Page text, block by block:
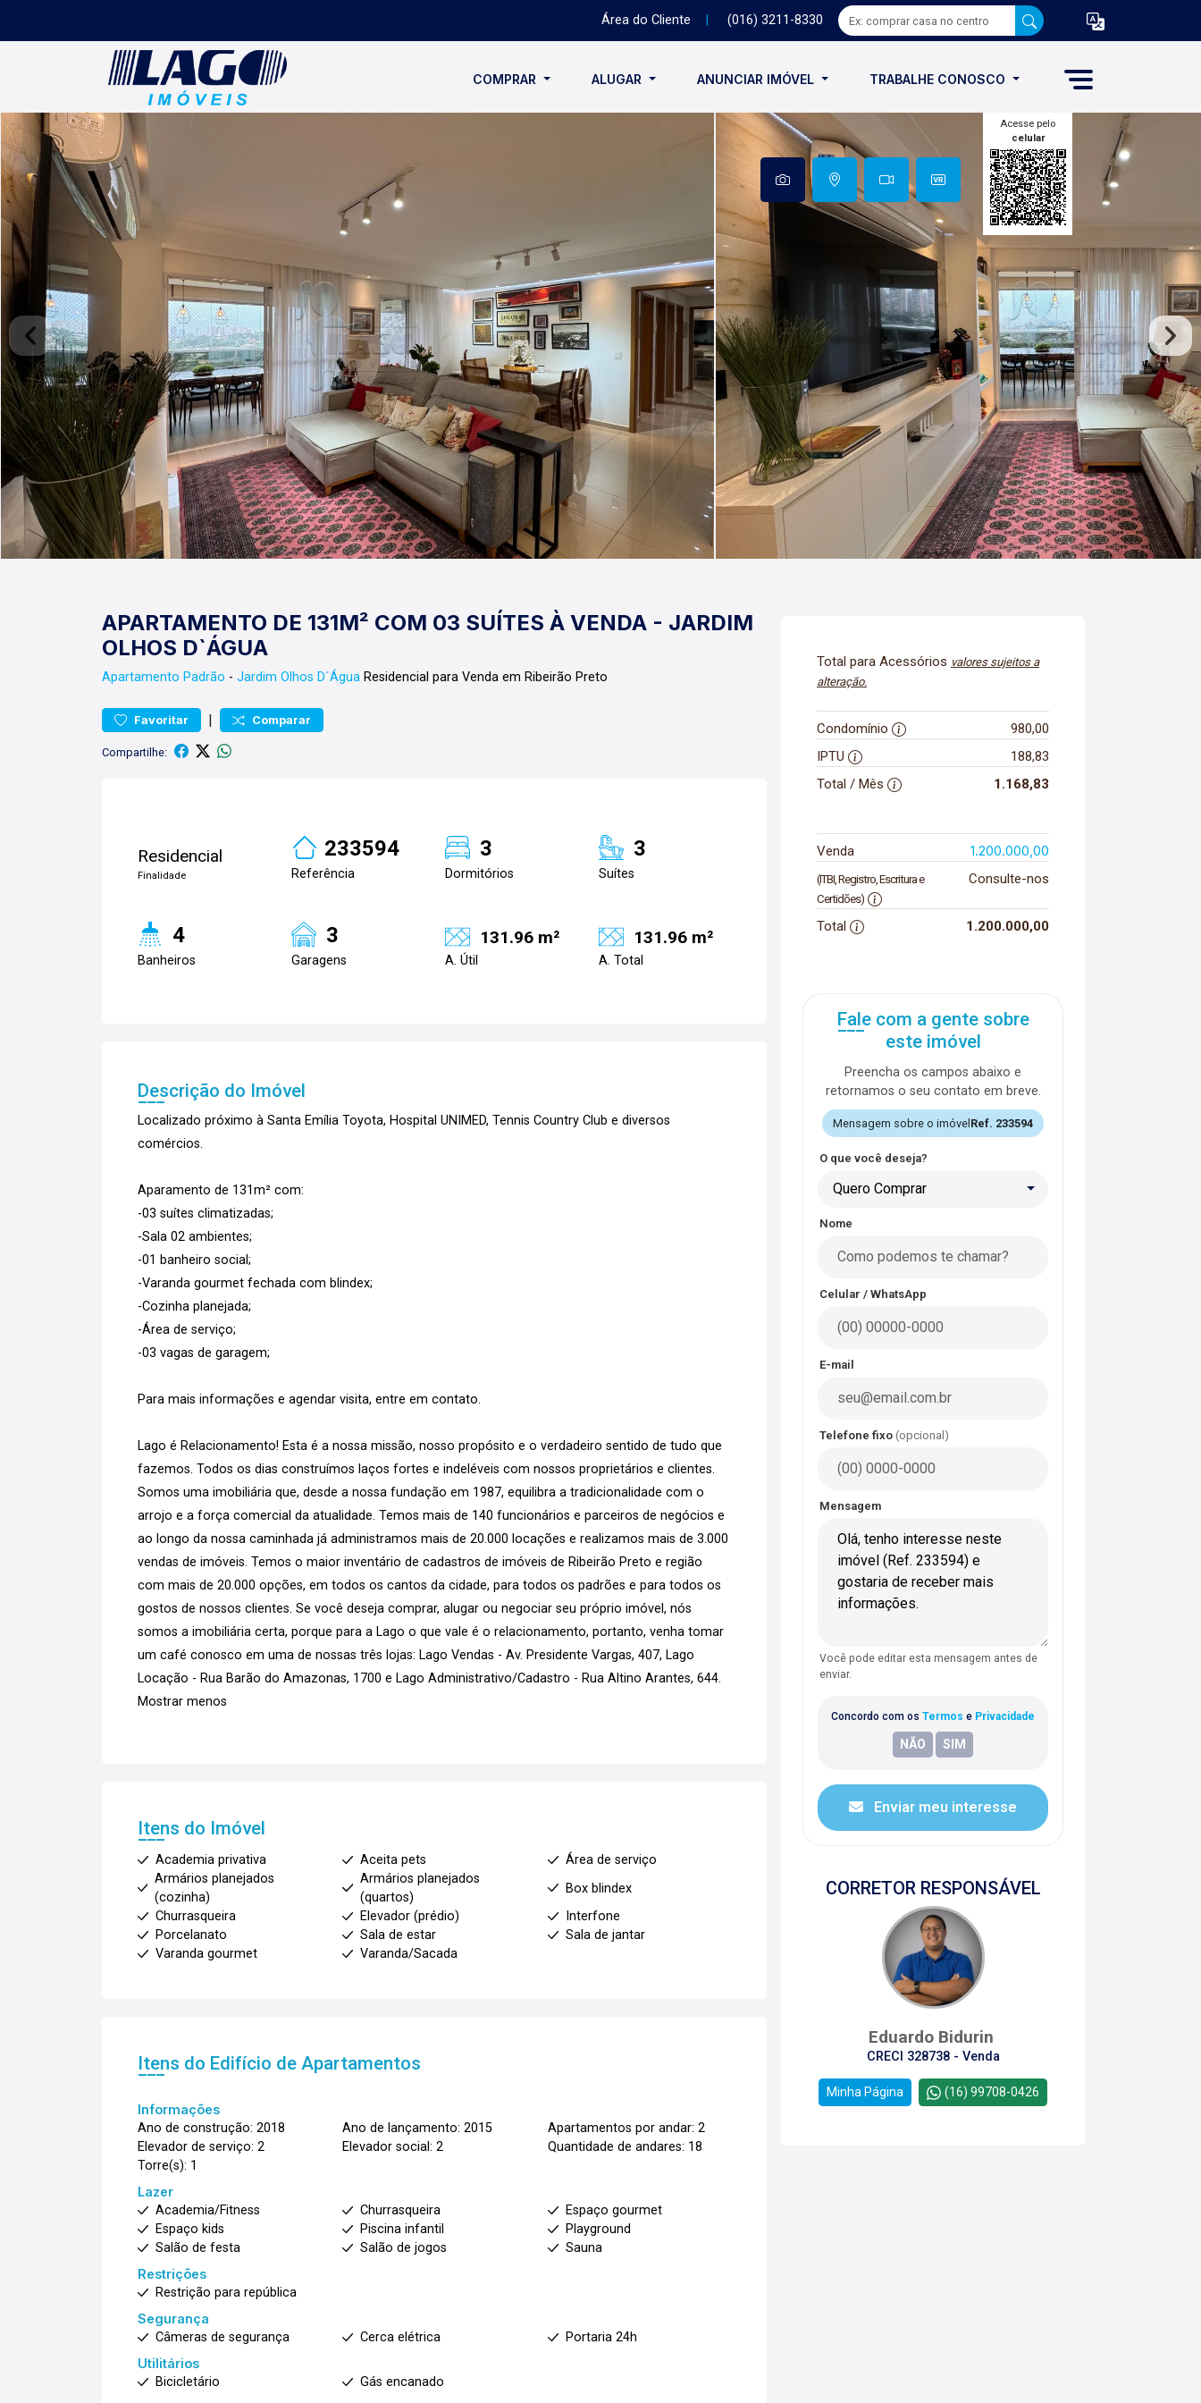
Área do Cliente (016) 3211-8330
COMPRAR ALUGAR ANUNCIAR IMÓVEL TRABALHE CONOSCO
Acesse pelo
celular
APARTAMENTO DE 131M² COM 03 SUÍTES À VENDA - JARDIM
OLHOS D`ÁGUA
Apartamento Padrão - Jardim Olhos D´Água Residencial para Venda em Ribeirão Preto
Favoritar | Comparar
Compartilhe:
Residencial
Finalidade
233594
Referência
3
Dormitórios
3
Suítes
4
Banheiros
3
Garagens
131.96 m²
A. Útil
131.96 m²
A. Total
Descrição do Imóvel
Localizado próximo à Santa Emília Toyota, Hospital UNIMED, Tennis Country Club e diversos
comércios.
Aparamento de 131m² com:
-03 suítes climatizadas;
-Sala 02 ambientes;
-01 banheiro social;
-Varanda gourmet fechada com blindex;
-Cozinha planejada;
-Área de serviço;
-03 vagas de garagem;
Para mais informações e agendar visita, entre em contato.
Lago é Relacionamento! Esta é a nossa missão, nosso propósito e o verdadeiro sentido de tudo que
fazemos. Todos os dias construímos laços fortes e indeléveis com nossos proprietários e clientes.
Somos uma imobiliária que, desde a nossa fundação em 1987, equilibra a tradicionalidade com o
arrojo e a força comercial da atualidade. Temos mais de 140 funcionários e parceiros de negócios e
ao longo da nossa caminhada já administramos mais de 20.000 locações e realizamos mais de 3.000
vendas de imóveis. Temos o maior inventário de cadastros de imóveis de Ribeirão Preto e região
com mais de 20.000 opções, em todos os cantos da cidade, para todos os padrões e para todos os
gostos de nossos clientes. Se você deseja comprar, alugar ou negociar seu próprio imóvel, nós
somos a imobiliária certa, porque para a Lago o que vale é o relacionamento, portanto, venha tomar
um café conosco em uma de nossas três lojas: Lago Vendas - Av. Presidente Vargas, 407, Lago
Locação - Rua Barão do Amazonas, 1700 e Lago Administrativo/Cadastro - Rua Altino Arantes, 644.
Mostrar menos
Itens do Imóvel
Academia privativa Aceita pets
Área de serviço
Armários planejados
(cozinha)
Armários planejados
(quartos)
Box blindex
Churrasqueira
Elevador (prédio)
Interfone
Porcelanato
Sala de estar
Sala de jantar
Varanda gourmet
Varanda/Sacada
Itens do Edifício de Apartamentos
Informações
Ano de construção: 2018
Ano de lançamento: 2015
Apartamentos por andar: 2
Elevador de serviço: 2
Elevador social: 2
Quantidade de andares: 18
Torre(s): 1
Lazer
Academia/Fitness
Churrasqueira
Espaço gourmet
Espaço kids
Piscina infantil
Playground
Salão de festa
Salão de jogos
Sauna
Restrições
Restrição para república
Segurança
Câmeras de segurança
Cerca elétrica
Portaria 24h
Utilitários
Bicicletário
Gás encanado
Total para Acessórios valores sujeitos a
alteração.
Condomínio
980,00
IPTU
188,83
Total / Mês
1.168,83
Venda 1.200.000,00
(ITBI, Registro, Escritura e
Certidões)
Consulte-nos
Total 1.200.000,00
Fale com a gente sobre
este imóvel
Preencha os campos abaixo e
retornamos o seu contato em breve.
Mensagem sobre o imóvel Ref. 233594
O que você deseja?
Quero Comprar
Nome
Celular / WhatsApp
E-mail
Telefone fixo (opcional)
Mensagem
Você pode editar esta mensagem antes de
enviar.
Concordo com os Termos e Privacidade
Enviar meu interesse
CORRETOR RESPONSÁVEL
Eduardo Bidurin
CRECI 328738 - Venda
Minha Página (16) 99708-0426